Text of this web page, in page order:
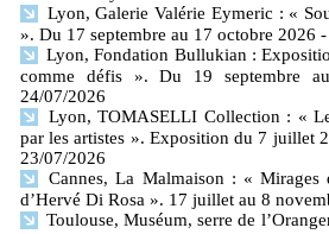
Lyon, Galerie Valérie Eymeric : «
». Du 17 septembre au 17 octobre 2026
Lyon, Fondation Bullukian :
comme défis ». Du 19 septembre
24/07/2026
Lyon, TOMASELLI Collection : «
par les artistes ». Exposition du 7 juillet
23/07/2026
Cannes, La Malmaison : « Mirages
d’Hervé Di Rosa ». 17 juillet au 8
Toulouse, Muséum, serre de